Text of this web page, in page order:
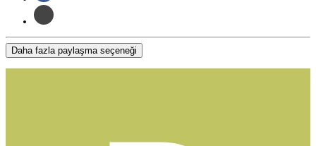
Daha fazla paylaşma seçeneği